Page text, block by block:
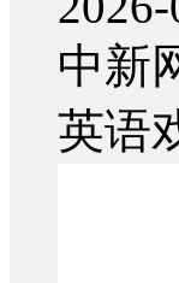
中新
英语